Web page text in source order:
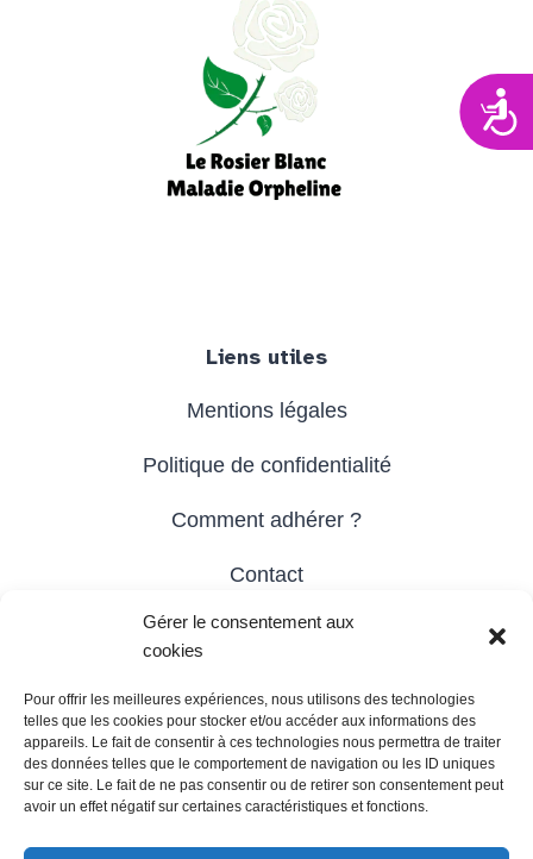
Gérer le consentement aux
cookies
Pour offrir les meilleures expériences, nous utilisons des technologies
telles que les cookies pour stocker et/ou accéder aux informations des
appareils. Le fait de consentir à ces technologies nous permettra de traiter
des données telles que le comportement de navigation ou les ID uniques
sur ce site. Le fait de ne pas consentir ou de retirer son consentement peut
avoir un effet négatif sur certaines caractéristiques et fonctions.
Liens utiles
Mentions légales
Politique de confidentialité
Comment adhérer ?
Contact